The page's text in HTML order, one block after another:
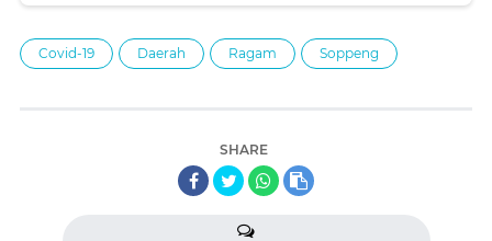
Covid-19 Daerah Ragam Soppeng
SHARE